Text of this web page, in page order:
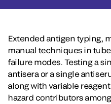
Extended antigen typing,
manual techniques in
failure modes. Testing a
antisera or a single
along with variable
hazard contributors